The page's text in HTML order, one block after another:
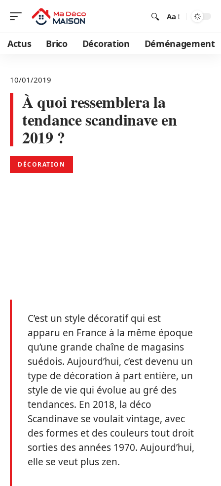
Aa
Actus Brico Décoration Déménagement
10/01/2019
À quoi ressemblera la
tendance scandinave en
2019 ?
DÉCORATION
C’est un style décoratif qui est
apparu en France à la même époque
qu’une grande chaîne de magasins
suédois. Aujourd’hui, c’est devenu un
type de décoration à part entière, un
style de vie qui évolue au gré des
tendances. En 2018, la déco
Scandinave se voulait vintage, avec
des formes et des couleurs tout droit
sorties des années 1970. Aujourd’hui,
elle se veut plus zen.